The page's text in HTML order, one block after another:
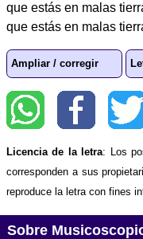
que estás en malas
que estás en malas
Ampliar / corregir
Licencia de la letra: Los
corresponden a sus
reproduce la letra con fines
Sobre